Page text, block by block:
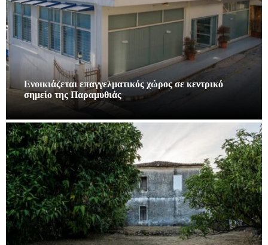
Ενοικιάζεται επαγγελματικός χώρος σε κεντρικό
σημείο της Παραμυθιάς